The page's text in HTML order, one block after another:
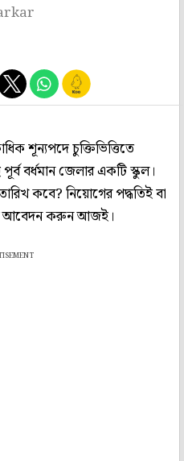
শূন্যপদে চুক্তিভিত্তিতে
বর্ধমান জেলার একটি স্কুল।
কবে? নিয়োগের পদ্ধতিই বা
আবেদন করুন আজই।